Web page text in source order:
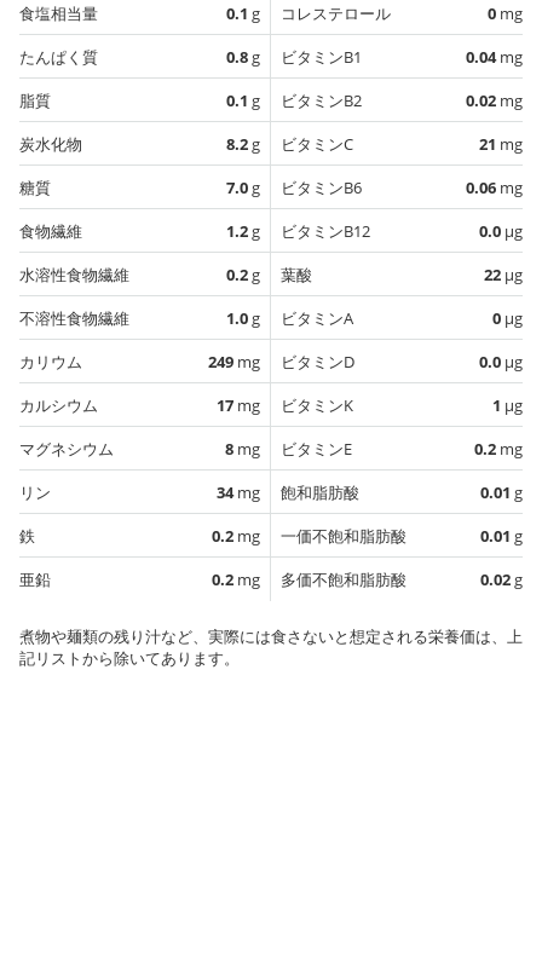
食塩相当量
0.1 g
たんぱく質
0.8g
脂質
0.1 g
炭水化物
8.2g
糖質
7.0g
食物繊維
1.2g
水溶性食物繊維
0.2g
不溶性食物繊維
1.0g
カリウム
249 mg
カルシウム
17 mg
マグネシウム
8 mg
リン
34mg
鉄
0.2 mg
亜鉛
0.2 mg
コレステロール
0 mg
ビタミンB1
0.04mg
ビタミンB2
0.02 mg
ビタミンC
21 mg
ビタミンB6
0.06 mg
ビタミンB12
0.0 µg
葉酸
22 µg
ビタミンA
0 µg
ビタミンD
0.0 µg
ビタミンK
1 µg
ビタミンE
0.2 mg
飽和脂肪酸
0.01 g
一価不飽和脂肪酸
0.01 g
多価不飽和脂肪酸
0.02g
煮物や麺類の残り汁など、実際には食さないと想定される栄養価は、上
記リストから除いてあります。